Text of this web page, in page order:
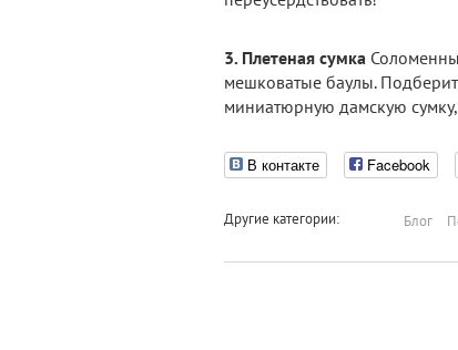
3. Плетеная сумка
мешковатые баулы.
миниатюрную дамскую
В контакте Facebook
Другие категории: Блог